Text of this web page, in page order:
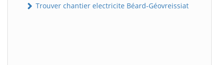
Trouver chantier electricite Béard-Géovreissiat